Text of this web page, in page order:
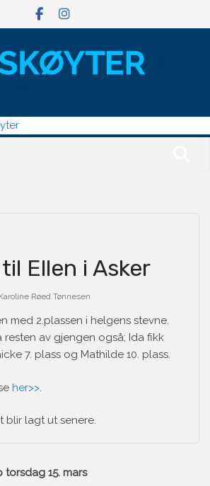
Ellen i Asker
Røed Tønnesen
med 2.plassen i helgens stevne.
resten av gjengen også; Ida fikk
7. plass og Mathilde 10. plass.
her>>
blir lagt ut senere.
torsdag 15. mars